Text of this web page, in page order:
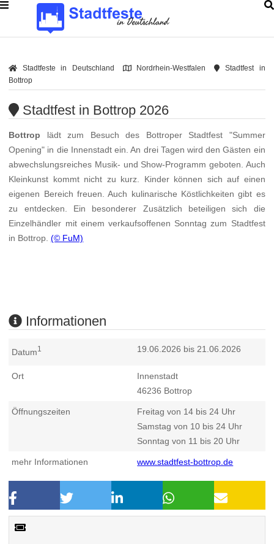
Stadtfeste in Deutschland Nordrhein-Westfalen
Stadtfest in
Bottrop
Stadtfest in Bottrop 2026
Bottrop lädt zum Besuch des Bottroper Stadtfest "Summer
Opening" in die Innenstadt ein. An drei Tagen wird den Gästen ein
abwechslungsreiches Musik- und Show-Programm geboten. Auch
Kleinkunst kommt nicht zu kurz. Kinder können sich auf einen
eigenen Bereich freuen. Auch kulinarische Köstlichkeiten gibt es
zu entdecken. Ein besonderer Zusätzlich beteiligen sich die
Einzelhändler mit einem verkaufsoffenen Sonntag zum Stadtfest
in Bottrop.(© FuM)
Informationen
Datum1 19.06.2026 bis 21.06.2026
Ort
Innenstadt
46236 Bottrop
Öffnungszeiten
Freitag von 14 bis 24 Uhr
Samstag von 10 bis 24 Uhr
Sonntag von 11 bis 20 Uhr
mehr Informationen www.stadtfest-bottrop.de